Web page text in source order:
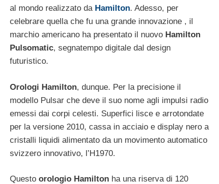
al mondo realizzato da Hamilton. Adesso, per
celebrare quella che fu una grande innovazione , il
marchio americano ha presentato il nuovo Hamilton
Pulsomatic, segnatempo digitale dal design
futuristico.
Orologi Hamilton, dunque. Per la precisione il
modello Pulsar che deve il suo nome agli impulsi radio
emessi dai corpi celesti. Superfici lisce e arrotondate
per la versione 2010, cassa in acciaio e display nero a
cristalli liquidi alimentato da un movimento automatico
svizzero innovativo, l’H1970.
Questo orologio Hamilton ha una riserva di 120